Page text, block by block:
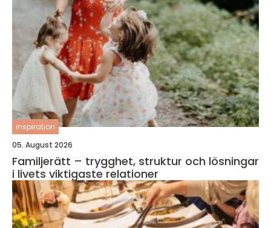
inspiration
05. August 2026
Familjerätt – trygghet, struktur och lösningar
i livets viktigaste relationer